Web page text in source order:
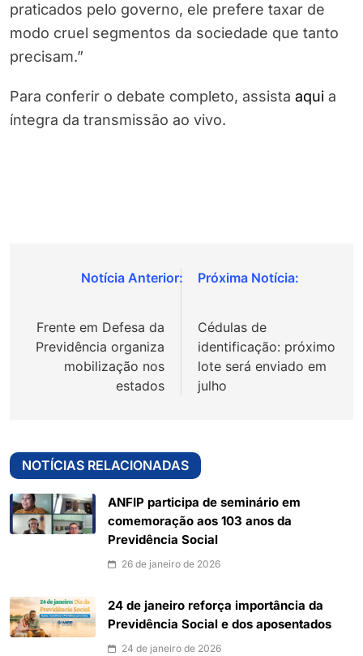
praticados pelo governo, ele prefere taxar de
modo cruel segmentos da sociedade que tanto
precisam.”
Para conferir o debate completo, assista aqui a
íntegra da transmissão ao vivo.
Navegação
Post
Frente em Defesa da
Previdência organiza
mobilização nos
estados
Cédulas de
identificação: próximo
lote será enviado em
julho
NOTÍCIAS RELACIONADAS
ANFIP participa de seminário em
comemoração aos 103 anos da
Previdência Social
26 de janeiro de 2026
24 de janeiro reforça importância da
Previdência Social e dos aposentados
24 de janeiro de 2026